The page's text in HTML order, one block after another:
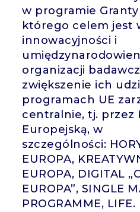
w programie
którego celem jest
innowacyjności i
organizacji
zwiększenie ich
programach UE
centralnie, tj. przez
Europejską, w
szczególności:
EUROPA,
EUROPA, DIGITAL
EUROPA”, SINGLE
PROGRAMME, LIFE.